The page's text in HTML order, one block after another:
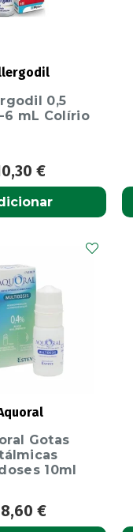
0,5
6 mL Colírio
€
Gotas
10ml
€